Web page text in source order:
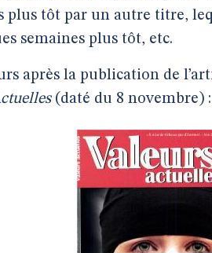
plus tôt par un autre titre,
semaines plus tôt, etc.
après la publication de
(daté du 8 novembre) :